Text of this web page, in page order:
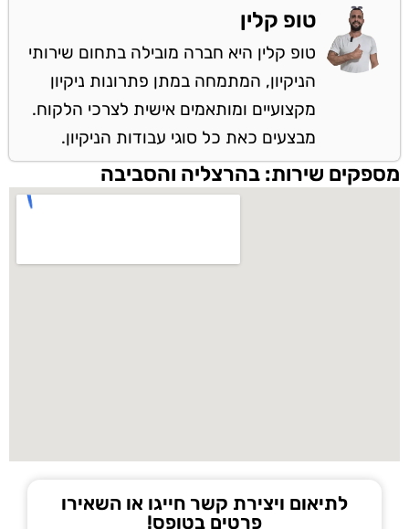
טופ קלין
טופ קלין היא חברה מובילה בתחום שירותי
הניקיון, המתמחה במתן פתרונות ניקיון
מקצועיים ומותאמים אישית לצרכי הלקוח.
מבצעים כאת כל סוגי עבודות הניקיון.
מספקים שירות: בהרצליה והסביבה
לתיאום ויצירת קשר חייגו או השאירו
פרטים בטופס!